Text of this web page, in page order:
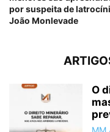
por suspeita de
João Monlevade
O